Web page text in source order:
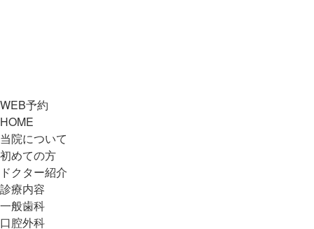
WEB予約
HOME
当院について
初めての方
ドクター紹介
診療内容
一般歯科
口腔外科